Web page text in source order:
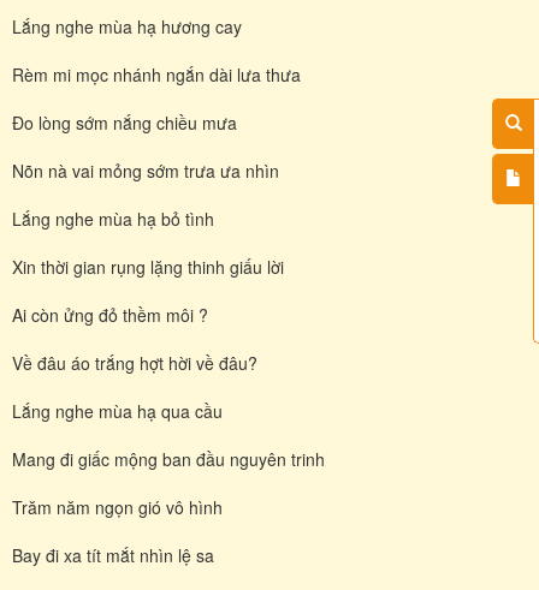
Lắng nghe mùa hạ hương cay
Rèm mi mọc nhánh ngắn dài lưa thưa
Đo lòng sớm nắng chiều mưa
Nõn nà vai mỏng sớm trưa ưa nhìn
Lắng nghe mùa hạ bỏ tình
Xin thời gian rụng lặng thinh giấu lời
Ai còn ửng đỏ thềm môi ?
Về đâu áo trắng hợt hời về đâu?
Lắng nghe mùa hạ qua cầu
Mang đi giấc mộng ban đầu nguyên trinh
Trăm năm ngọn gió vô hình
Bay đi xa tít mắt nhìn lệ sa